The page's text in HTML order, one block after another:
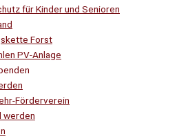
für Kinder und Senioren
Forst
PV-Anlage
Förderverein
werden